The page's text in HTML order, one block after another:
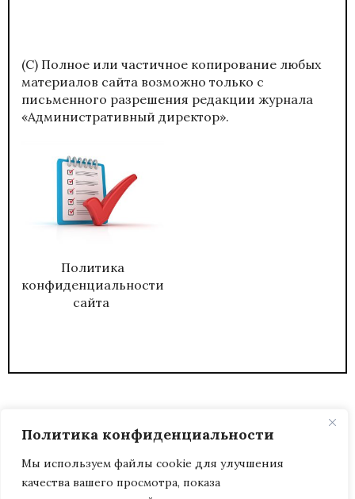
Политика конфиденциальности
Мы используем файлы cookie для улучшения
качества вашего просмотра, показа
(С) Полное или частичное копирование любых
материалов сайта возможно только с
письменного разрешения редакции журнала
«Административный директор».
Политика
конфиденциальности
сайта